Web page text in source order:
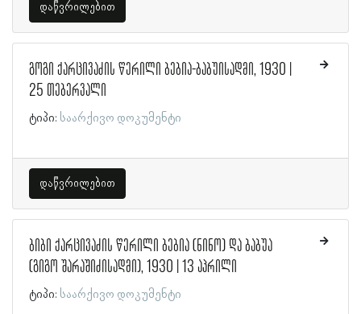
დაწვრილებით
გოგი ქარცივაძის წერილი ბებია-ბაბუისადმი, 1930 |
25 თებერვალი
ტიპი: საარქივო დოკუმენტი
დაწვრილებით
ბიბი ქარცივაძის წერილი ბებია (ნინო) და ბაბუა
(გიგო შარაშიძისადმი), 1930 | 13 აპრილი
ტიპი: საარქივო დოკუმენტი